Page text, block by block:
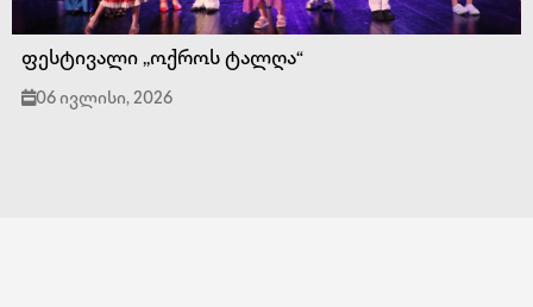
ფესტივალი ,,ოქროს ტალღა“
06 ივლისი, 2026